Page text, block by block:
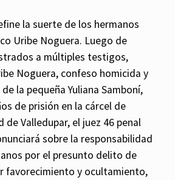
la suerte de los hermanos
Uribe Noguera. Luego de
a múltiples testigos,
Noguera, confeso homicida y
la pequeña Yuliana Samboní,
de prisión en la cárcel de
de Valledupar, el juez 46 penal
sobre la responsabilidad
por el presunto delito de
favorecimiento y ocultamiento,